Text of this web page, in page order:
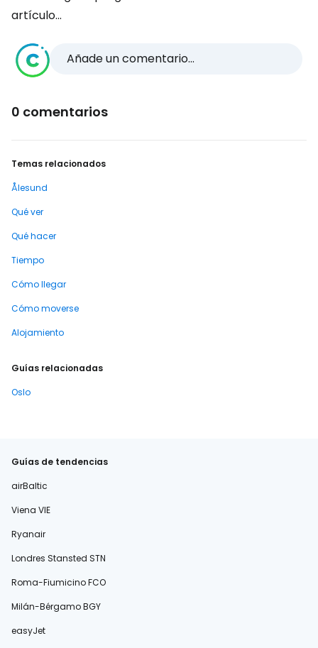
artículo...
Añade un comentario...
0 comentarios
Temas relacionados
Ålesund
Qué ver
Qué hacer
Tiempo
Cómo llegar
Cómo moverse
Alojamiento
Guías relacionadas
Oslo
Guías de tendencias
airBaltic
Viena VIE
Ryanair
Londres Stansted STN
Roma-Fiumicino FCO
Milán-Bérgamo BGY
easyJet